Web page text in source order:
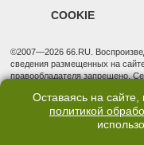
COOKIE
©2007—2026 66.RU.
сведения размещенных на
правообладателя запрещено.
надзору в сфере связи,
(Роскомнадзор).
Учредитель: Общество с
Оставаясь на сайте,
политикой